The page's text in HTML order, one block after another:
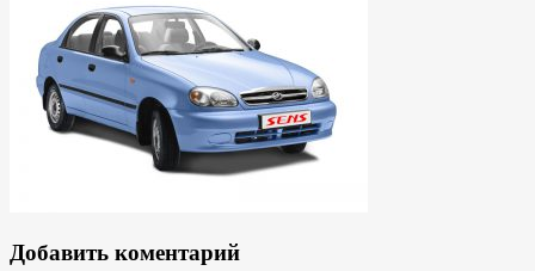
Добавить коментарий